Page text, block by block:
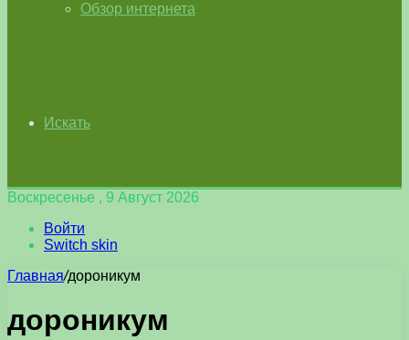
Обзор интернета
Искать
Воскресенье , 9 Август 2026
Войти
Switch skin
Главная/дороникум
дороникум